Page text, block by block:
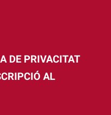
DE PRIVACITAT
AL